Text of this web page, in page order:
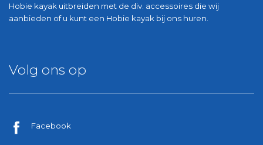
Hobie kayak uitbreiden met de div. accessoires die wij
aanbieden of u kunt een Hobie kayak bij ons huren.
Volg ons op
Facebook